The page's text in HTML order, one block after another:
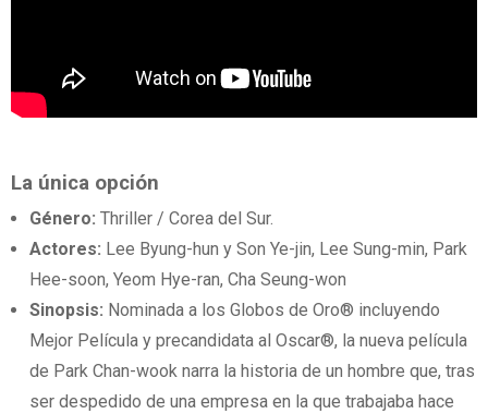
La única opción
Género: Thriller / Corea del Sur.
Actores: Lee Byung-hun y Son Ye-jin, Lee Sung-min, Park
Hee-soon, Yeom Hye-ran, Cha Seung-won
Sinopsis: Nominada a los Globos de Oro® incluyendo
Mejor Película y precandidata al Oscar®, la nueva película
de Park Chan-wook narra la historia de un hombre que, tras
ser despedido de una empresa en la que trabajaba hace